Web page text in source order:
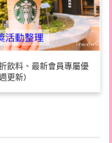
飲料、最新會員專屬優
更新)